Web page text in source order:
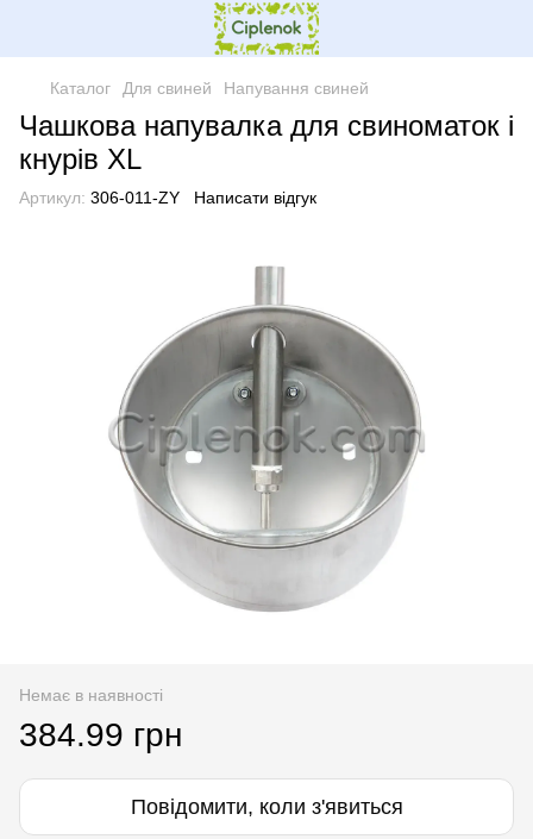
Каталог Для свиней Напування свиней
Чашкова напувалка для свиноматок і
кнурів XL
Артикул: 306-011-ZY Написати відгук
Немає в наявності
384.99 грн
Повідомити, коли з'явиться